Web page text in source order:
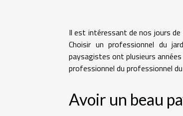
Il est intéressant de nos jours
Choisir un professionnel du
paysagistes ont plusieurs
professionnel du professionnel
Avoir un beau